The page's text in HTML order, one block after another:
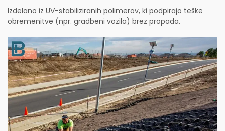
Izdelano iz UV-stabiliziranih polimerov, ki podpirajo teške
obremenitve (npr. gradbeni vozila) brez propada.